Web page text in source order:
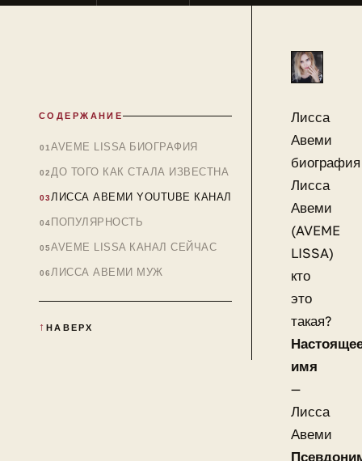
СОДЕРЖАНИЕ
AVEME LISSA БИОГРАФИЯ
ДО ТОГО КАК СТАЛА ИЗВЕСТНА
ЛИССА АВЕМИ YOUTUBE КАНАЛ
ПОПУЛЯРНОСТЬ
AVEME LISSA КАНАЛ СЕЙЧАС
ЛИССА АВЕМИ МУЖ
НАВЕРХ
Лисса
Авеми
биография
Лисса
Авеми
(AVEME
LISSA)
кто
это
такая?
имя
—
Лисса
Авеми